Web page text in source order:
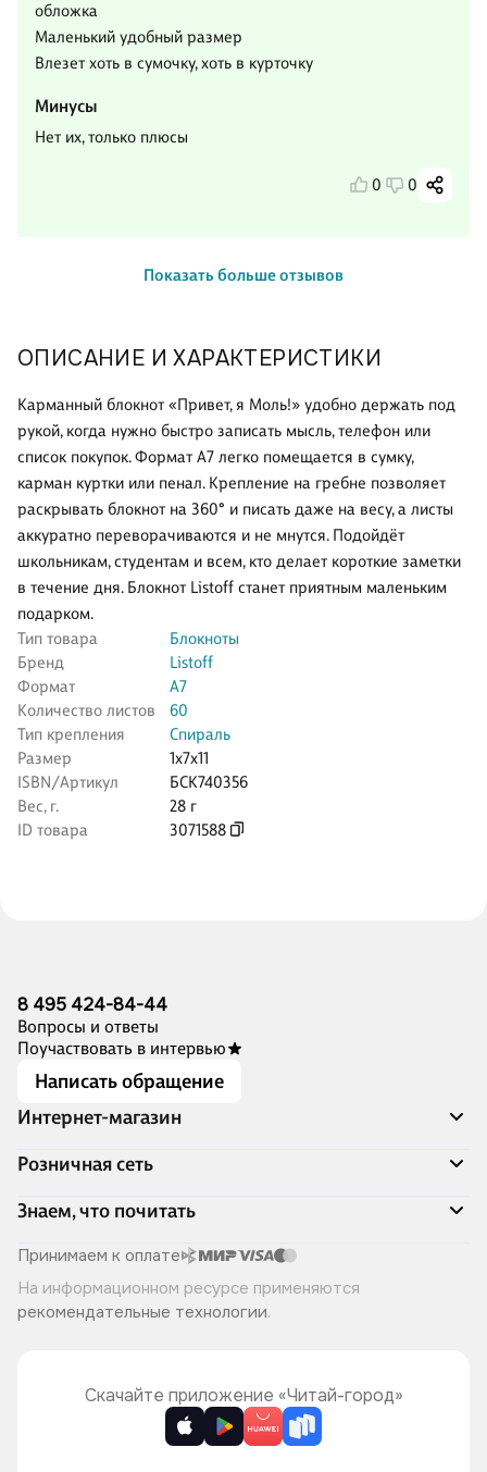
ОПИСАНИЕ И ХАРАКТЕРИСТИКИ
Карманный блокнот «Привет, я Моль!» удобно держать под
рукой, когда нужно быстро записать мысль, телефон или
список покупок. Формат А7 легко помещается в сумку,
карман куртки или пенал. Крепление на гребне позволяет
раскрывать блокнот на 360° и писать даже на весу, а листы
аккуратно переворачиваются и не мнутся. Подойдёт
школьникам, студентам и всем, кто делает короткие заметки
в течение дня. Блокнот Listoff станет приятным маленьким
подарком.
Тип товара
Блокноты
Бренд
Listoff
Формат
А7
Количество листов
60
Тип крепления
Спираль
Размер
1x7x11
ISBN/Артикул
БСК740356
Вес, г.
28 г
ID товара
3071588
обложка
Маленький удобный размер
Влезет хоть в сумочку, хоть в курточку
Минусы
Нет их, только плюсы
0 0
Показать больше отзывов
8 495 424-84-44
Вопросы и ответы
Поучаствовать в интервью
Написать обращение
Интернет-магазин
Акции
Доставка и оплата
Программа лояльности
Подарочные сертификаты
Правила продажи
Политика конфиденциальности
Розничная сеть
Адреса магазинов
Книжный Дозор
О компании
Читай-город для бизнеса
Хотите у нас работать?
Знаем, что почитать
Скоро в продаже
Лучшие из лучших
Читай-журнал
Принимаем к оплате
На информационном ресурсе применяются
рекомендательные технологии.
Скачайте приложение «Читай-город»